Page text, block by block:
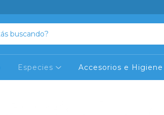
Especies Accesorios e